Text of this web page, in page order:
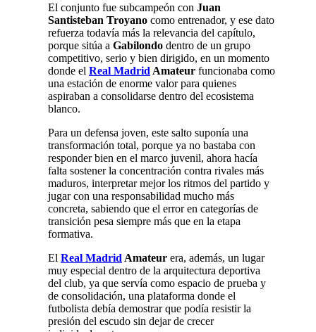
El conjunto fue subcampeón con Juan
Santisteban Troyano como entrenador, y ese dato
refuerza todavía más la relevancia del capítulo,
porque sitúa a Gabilondo dentro de un grupo
competitivo, serio y bien dirigido, en un momento
donde el Real Madrid Amateur funcionaba como
una estación de enorme valor para quienes
aspiraban a consolidarse dentro del ecosistema
blanco.
Para un defensa joven, este salto suponía una
transformación total, porque ya no bastaba con
responder bien en el marco juvenil, ahora hacía
falta sostener la concentración contra rivales más
maduros, interpretar mejor los ritmos del partido y
jugar con una responsabilidad mucho más
concreta, sabiendo que el error en categorías de
transición pesa siempre más que en la etapa
formativa.
El Real Madrid Amateur era, además, un lugar
muy especial dentro de la arquitectura deportiva
del club, ya que servía como espacio de prueba y
de consolidación, una plataforma donde el
futbolista debía demostrar que podía resistir la
presión del escudo sin dejar de crecer